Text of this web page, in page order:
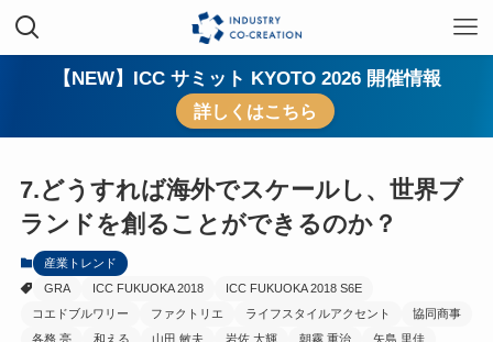
【NEW】ICC サミット KYOTO 2026 開催情報
詳しくはこちら
7.どうすれば海外でスケールし、世界ブ
ランドを創ることができるのか？
産業トレンド
GRA
ICC FUKUOKA 2018
ICC FUKUOKA 2018 S6E
コエドブルワリー
ファクトリエ ライフスタイルアクセント
協同商事
各務 亮
和える 山田 敏夫 岩佐 大輝 朝霧 重治
矢島 里佳